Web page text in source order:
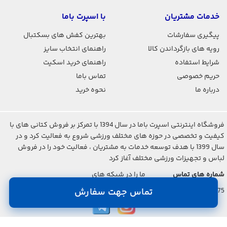
تماس جهت سفارش
خدمات مشتریان
پیگیری سفارشات
رویه های بازگرداندن کالا
شرایط استفاده
حریم خصوصی
درباره ما
با اسپرت باما
بهترین کفش های بسکتبال
راهنمای انتخاب سایز
راهنمای خرید اسکیت
تماس باما
نحوه خرید
فروشگاه اینترنتی اسپرت باما در سال 1394 با تمرکز بر فروش کتانی های با
کیفیت و تخصصی در حوزه های مختلف ورزشی شروع به فعالیت کرد و در
سال 1399 با هدف توسعه خدمات به مشتریان ، فعالیت خود را در فروش
لباس و تجهیزات ورزشی مختلف آغاز کرد
شماره های تماس
021-2842-7275
ما را در شبکه های
اجتماعی دنبال کنید